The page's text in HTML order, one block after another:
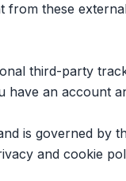
these
third-party
an account
is governed by
and cookie